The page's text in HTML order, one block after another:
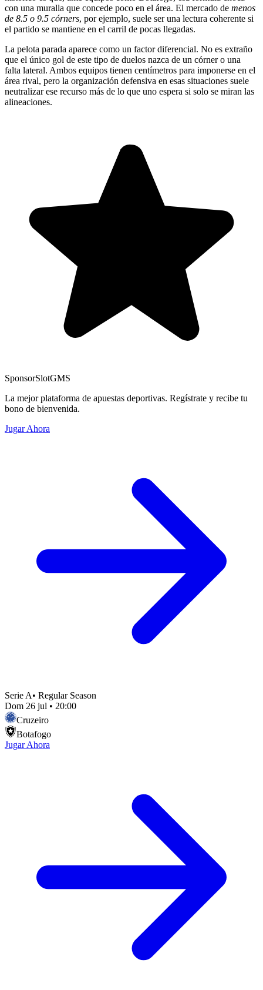
con una muralla que concede poco en el área. El mercado de menos
de 8.5 o 9.5 córners, por ejemplo, suele ser una lectura coherente si
el partido se mantiene en el carril de pocas llegadas.
La pelota parada aparece como un factor diferencial. No es extraño
que el único gol de este tipo de duelos nazca de un córner o una
falta lateral. Ambos equipos tienen centímetros para imponerse en el
área rival, pero la organización defensiva en esas situaciones suele
neutralizar ese recurso más de lo que uno espera si solo se miran las
alineaciones.
SponsorSlotGMS
La mejor plataforma de apuestas deportivas. Regístrate y recibe tu
bono de bienvenida.
Jugar Ahora
Serie A• Regular Season
Dom 26 jul • 20:00
Cruzeiro
Botafogo
Jugar Ahora